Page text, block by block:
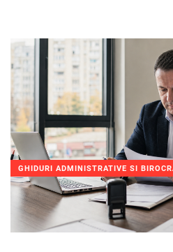
GHIDURI ADMINISTRATIVE SI